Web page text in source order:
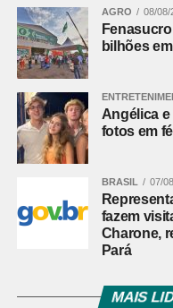
AGRO 08/08/
bilhões
Angélica
fotos em
BRASIL 07/
fazem
Charone,
Pará
MAIS